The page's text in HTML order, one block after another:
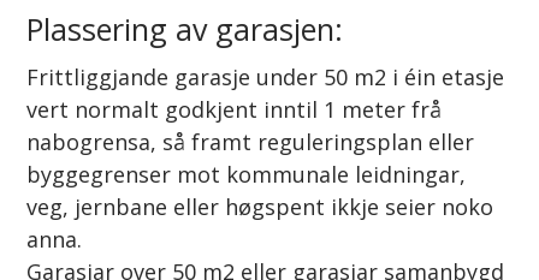
Plassering av garasjen:
Frittliggjande garasje under 50 m2 i éin etasje
vert normalt godkjent inntil 1 meter frå
nabogrensa, så framt reguleringsplan eller
byggegrenser mot kommunale leidningar,
veg, jernbane eller høgspent ikkje seier noko
anna.
Garasjar over 50 m2 eller garasjar samanbygd